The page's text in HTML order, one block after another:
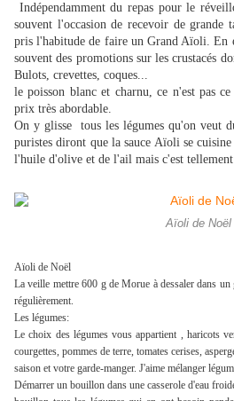
Indépendamment du repas pour le
souvent l'occasion de recevoir de grande
pris l'habitude de faire un Grand Aïoli.
souvent des promotions sur les crustacés
Bulots, crevettes, coques...
le poisson blanc et charnu, ce n'est pas
prix très abordable.
On y glisse tous les légumes qu'on veut
puristes diront que la sauce Aïoli se
l'huile d'olive et de l'ail mais c'est
Aïoli de Noël
Aïoli de Noël
La veille mettre 600 g de Morue à dessaler dans
régulièrement.
Les légumes:
Le choix des légumes vous appartient , haricots
courgettes, pommes de terre, tomates cerises,
saison et votre garde-manger. J'aime mélanger
Démarrer un bouillon dans une casserole d'eau